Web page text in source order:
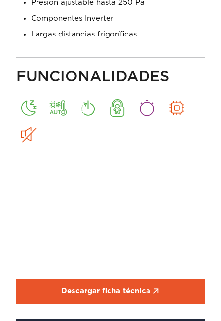
Presión ajustable hasta 250 Pa
Componentes Inverter
Largas distancias frigoríficas
FUNCIONALIDADES
Descargar ficha técnica